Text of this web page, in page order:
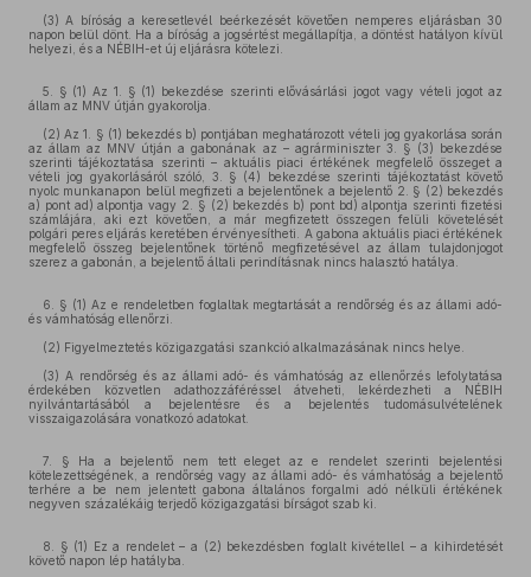
(3) A bíróság a keresetlevél beérkezését követően nemperes eljárásban 30
napon belül dönt. Ha a bíróság a jogsértést megállapítja, a döntést hatályon kívül
helyezi, és a NÉBIH-et új eljárásra kötelezi.
5. § (1) Az 1. § (1) bekezdése szerinti elővásárlási jogot vagy vételi jogot az
állam az MNV útján gyakorolja.
(2) Az 1. § (1) bekezdés b) pontjában meghatározott vételi jog gyakorlása során
az állam az MNV útján a gabonának az – agrárminiszter 3. § (3) bekezdése
szerinti tájékoztatása szerinti – aktuális piaci értékének megfelelő összeget a
vételi jog gyakorlásáról szóló, 3. § (4) bekezdése szerinti tájékoztatást követő
nyolc munkanapon belül megfizeti a bejelentőnek a bejelentő 2. § (2) bekezdés
a) pont ad) alpontja vagy 2. § (2) bekezdés b) pont bd) alpontja szerinti fizetési
számlájára, aki ezt követően, a már megfizetett összegen felüli követelését
polgári peres eljárás keretében érvényesítheti. A gabona aktuális piaci értékének
megfelelő összeg bejelentőnek történő megfizetésével az állam tulajdonjogot
szerez a gabonán, a bejelentő általi perindításnak nincs halasztó hatálya.
6. § (1) Az e rendeletben foglaltak megtartását a rendőrség és az állami adó-
és vámhatóság ellenőrzi.
(2) Figyelmeztetés közigazgatási szankció alkalmazásának nincs helye.
(3) A rendőrség és az állami adó- és vámhatóság az ellenőrzés lefolytatása
érdekében közvetlen adathozzáféréssel átveheti, lekérdezheti a NÉBIH
nyilvántartásából a bejelentésre és a bejelentés tudomásulvételének
visszaigazolására vonatkozó adatokat.
7. § Ha a bejelentő nem tett eleget az e rendelet szerinti bejelentési
kötelezettségének, a rendőrség vagy az állami adó- és vámhatóság a bejelentő
terhére a be nem jelentett gabona általános forgalmi adó nélküli értékének
negyven százalékáig terjedő közigazgatási bírságot szab ki.
8. § (1) Ez a rendelet – a (2) bekezdésben foglalt kivétellel – a kihirdetését
követő napon lép hatályba.